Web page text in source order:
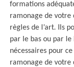
formations
ramonage de votre
règles de l’art. Ils
par le bas ou par le
nécessaires pour
ramonage de votre